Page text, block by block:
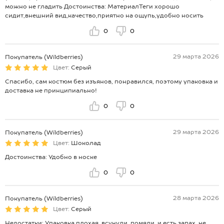
можно не гладить Достоинства: МатериалТеги хорошо
сидит,внешний вид,качество,приятно на ощупь,удобно носить
0 0
Покупатель (Wildberries)
29 марта 2026
Цвет: Серый
Спасибо, сам костюм без изъянов, понравился, поэтому упаковка и
доставка не принципиально!
0 0
Покупатель (Wildberries)
29 марта 2026
Цвет: Шоколад
Достоинства: Удобно в носке
0 0
Покупатель (Wildberries)
28 марта 2026
Цвет: Серый